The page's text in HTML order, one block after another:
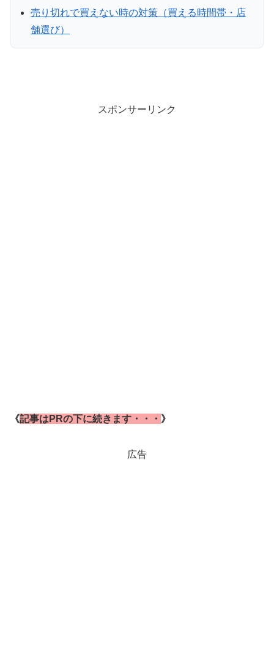
売り切れで買えない時の対策（買える時間帯・店
舗選び）
スポンサーリンク
《記事はPRの下に続きます・・・ 》
広告